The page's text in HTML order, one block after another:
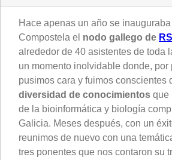
Hace apenas un año se
Compostela el nodo gallego de
alrededor de 40 asistentes de toda
un momento inolvidable donde, por
pusimos cara y fuimos conscientes
diversidad de conocimientos que
de la bioinformática y biología
Galicia. Meses después, con un
reunimos de nuevo con una
tres ponentes que nos contaron su